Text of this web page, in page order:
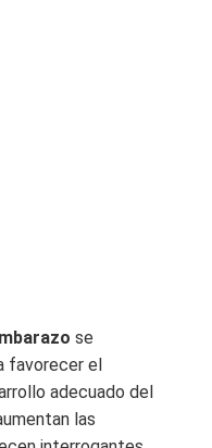
se
favorecer el
adecuado del
las